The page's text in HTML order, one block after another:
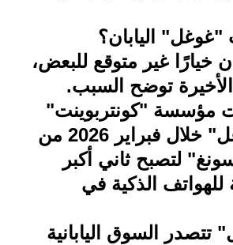
"غوغل" اليابان؟
خيارًا غير متوقع للبعض،
الأخيرة توضح السبب.
مؤسسة "كونتربوينت"
تمكنت "غوغل" خلال فبراير 2026 من
لتصبح ثاني أكبر
للهواتف الذكية في
تتصدر السوق اليابانية